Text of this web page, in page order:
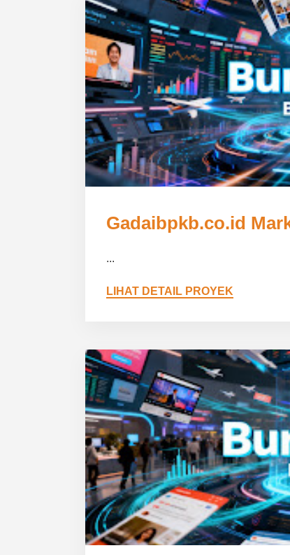
Gadaibpkb.co.id
...
LIHAT DETAIL PROYEK